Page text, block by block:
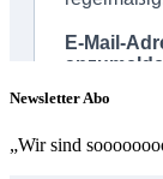
Newsletter Abo
„Wir sind